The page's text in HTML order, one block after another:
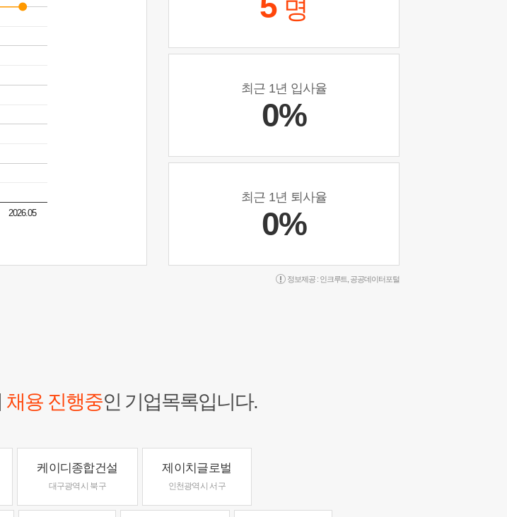
2026.05
명
최근 1년 입사율
0%
최근 1년 퇴사율
0%
정보제공 : 인크루트 공공데이터포털
채용 진행중인 기업목록입니다.
케이디종합건설
대구광역시 북구
제이치글로벌
인천광역시 서구